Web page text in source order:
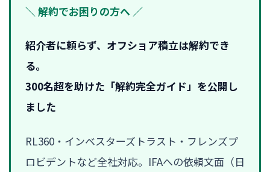
＼ 解約でお困りの方へ ／
紹介者に頼らず、オフショア積立は解約でき
る。
300名超を助けた「解約完全ガイド」を公開し
ました
RL360・インベスターズトラスト・フレンズプ
ロビデントなど全社対応。IFAへの依頼文面（日